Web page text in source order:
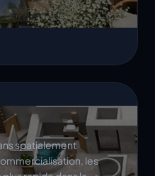
spatialement
les